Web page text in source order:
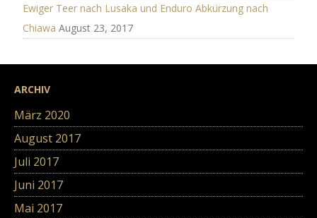
Ewiger Teer nach Lusaka und Enduro Abkürzung nach
Chiawa August 23, 2017
ARCHIV
März 2020
August 2017
Juli 2017
Juni 2017
Mai 2017